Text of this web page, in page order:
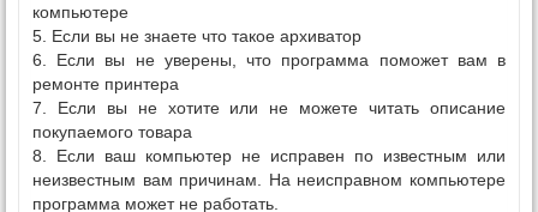
компьютере
5. Если вы не знаете что такое архиватор
6. Если вы не уверены, что программа поможет вам в
ремонте принтера
7. Если вы не хотите или не можете читать описание
покупаемого товара
8. Если ваш компьютер не исправен по известным или
неизвестным вам причинам. На неисправном компьютере
программа может не работать.